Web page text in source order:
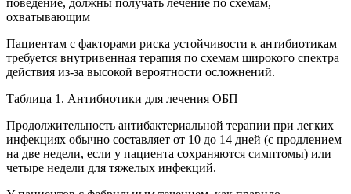
поведение, должны получать лечение по схемам,
охватывающим
Пациентам с факторами риска устойчивости к антибиотикам
требуется внутривенная терапия по схемам широкого спектра
действия из-за высокой вероятности осложнений.
Таблица 1. Антибиотики для лечения ОБП
Продолжительность антибактериальной терапии при легких
инфекциях обычно составляет от 10 до 14 дней (с продлением
на две недели, если у пациента сохраняются симптомы) или
четыре недели для тяжелых инфекций.